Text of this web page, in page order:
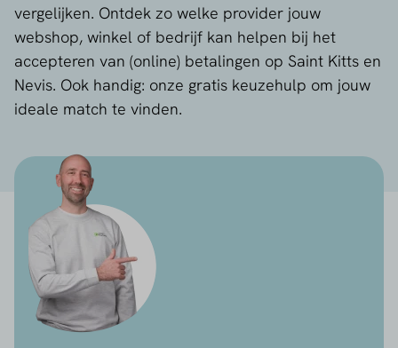
vergelijken. Ontdek zo welke provider jouw
webshop, winkel of bedrijf kan helpen bij het
accepteren van (online) betalingen op Saint Kitts en
Nevis. Ook handig: onze gratis keuzehulp om jouw
ideale match te vinden.